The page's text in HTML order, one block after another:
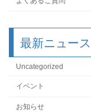
最新ニュース
Uncategorized
イベント
お知らせ